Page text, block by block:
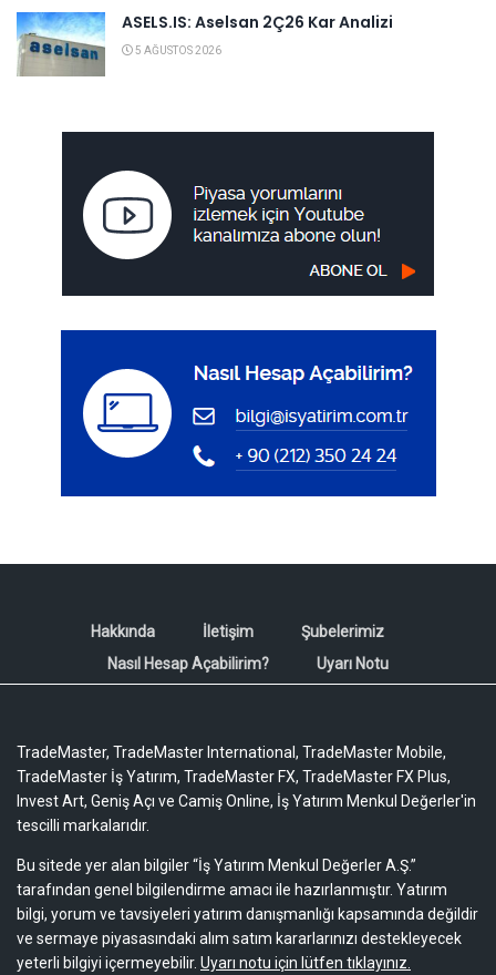
ASELS.IS: Aselsan 2Ç26 Kar Analizi
5 AĞUSTOS 2026
Hakkında İletişim
Şubelerimiz
Nasıl Hesap Açabilirim?
Uyarı Notu
TradeMaster, TradeMaster International, TradeMaster Mobile,
TradeMaster İş Yatırım, TradeMaster FX, TradeMaster FX Plus,
Invest Art, Geniş Açı ve Camiş Online, İş Yatırım Menkul Değerler'in
tescilli markalarıdır.
Bu sitede yer alan bilgiler “İş Yatırım Menkul Değerler A.Ş.”
tarafından genel bilgilendirme amacı ile hazırlanmıştır. Yatırım
bilgi, yorum ve tavsiyeleri yatırım danışmanlığı kapsamında değildir
ve sermaye piyasasındaki alım satım kararlarınızı destekleyecek
yeterli bilgiyi içermeyebilir. Uyarı notu için lütfen tıklayınız.